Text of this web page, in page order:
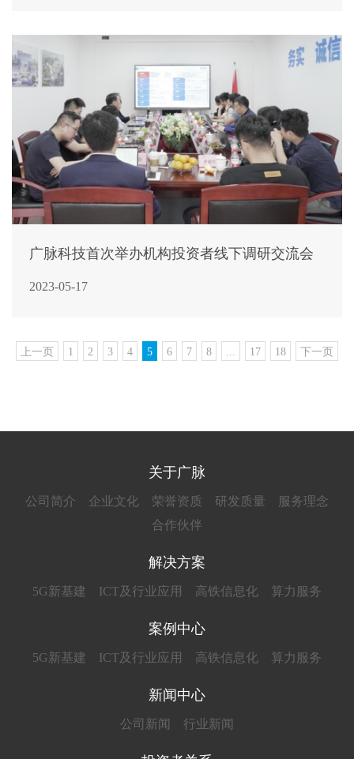
广脉科技首次举办机构投资者线下调研交流会
2023-05-17
上一页 1 2 3 4 5 6 7 8 ... 17 18 下一页
关于广脉
公司简介 企业文化 荣誉资质 研发质量
服务理念
合作伙伴
解决方案
5G新基建 ICT及行业应用 高铁信息化 算力服务
案例中心
5G新基建 ICT及行业应用 高铁信息化 算力服务
新闻中心
公司新闻 行业新闻